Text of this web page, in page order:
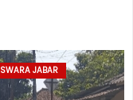
SWARA JABAR